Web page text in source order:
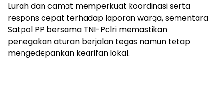
Lurah dan camat memperkuat koordinasi serta
respons cepat terhadap laporan warga, sementara
Satpol PP bersama TNI-Polri memastikan
penegakan aturan berjalan tegas namun tetap
mengedepankan kearifan lokal.